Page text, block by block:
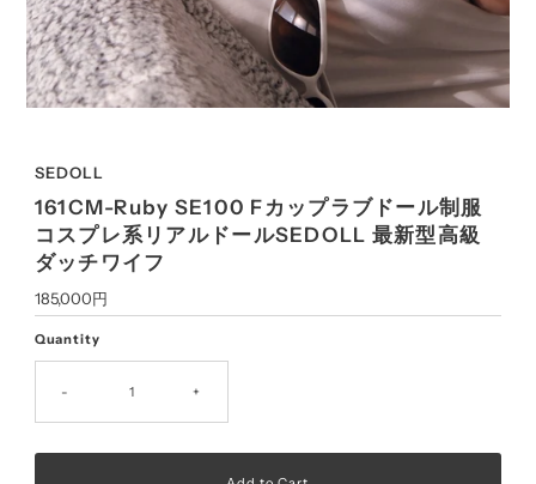
SEDOLL
161CM-Ruby SE100 Fカップラブドール制服
コスプレ系リアルドールSEDOLL 最新型高級
ダッチワイフ
Regular
Price
185,000円
Quantity
- +